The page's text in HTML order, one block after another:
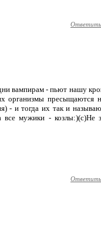
Ответить
вампирам - пьют нашу
организмы пресыщаются
- и тогда их так и
все мужики - козлы:)(с)Не
Ответить